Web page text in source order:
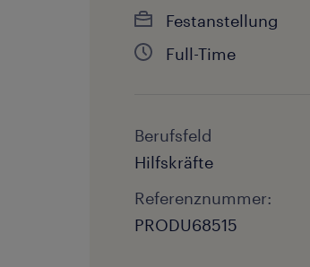
Festanstellung
Full-Time
Berufsfeld
Hilfskräfte
Referenznummer:
PRODU68515